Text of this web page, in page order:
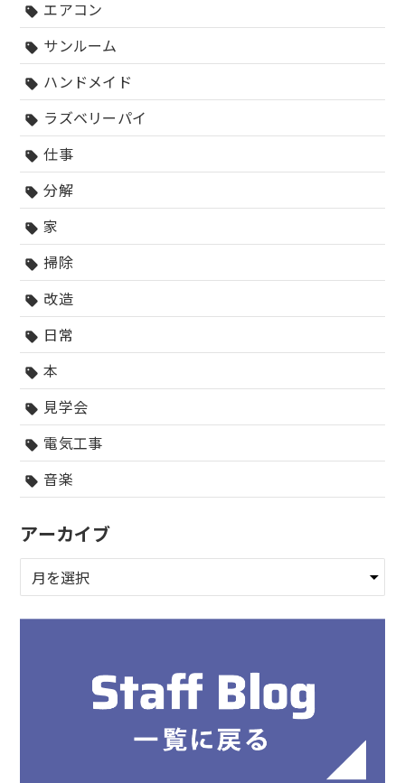
sell エアコン
sell サンルーム
sell ハンドメイド
sell ラズベリーパイ
sell 仕事
sell 分解
sell 家
sell 掃除
sell 改造
sell 日常
sell 本
sell 見学会
sell 電気工事
sell 音楽
アーカイブ